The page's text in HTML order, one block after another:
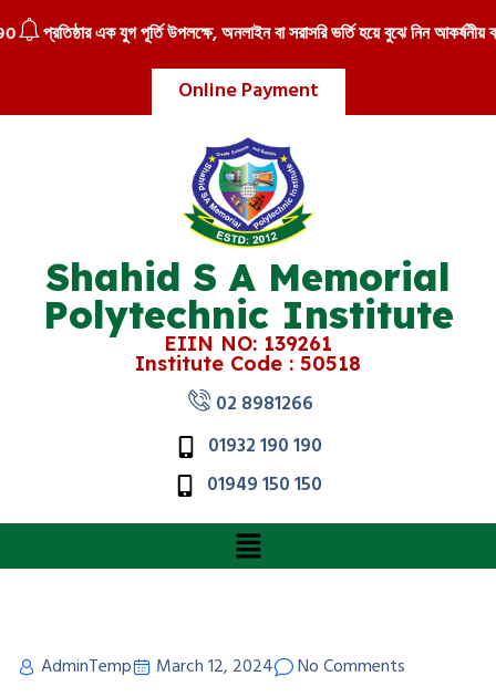
Online Payment
এক যুগ পূর্তি উপলক্ষে, অনলাইন বা সরাসরি ভর্তি হয়ে বুঝে নিন আকর্ষনীয়
Shahid S A Memorial
Polytechnic Institute
EIIN NO: 139261
Institute Code : 50518
02 8981266
01932 190 190
01949 150 150
AdminTemp March 12, 2024 No Comments